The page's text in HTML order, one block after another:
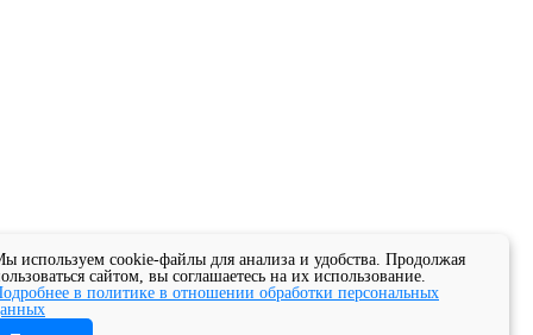
используем cookie-файлы для анализа и удобства. Продолжая
сайтом, вы соглашаетесь на их использование.
в политике в отношении обработки персональных